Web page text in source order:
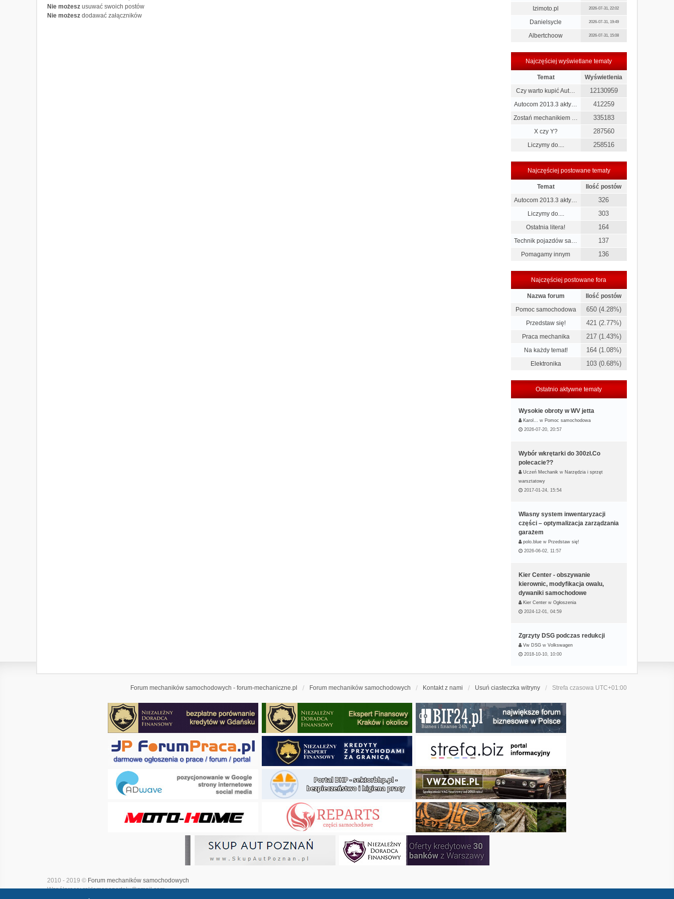
Nie możesz usuwać swoich postów
Nie możesz dodawać załączników
Izimoto.pl 2026-07-31, 22:02
Danielsycle 2026-07-31, 19:49
Albertchoow 2026-07-31, 15:08
Najczęściej wyświetlane tematy
Temat
Wyświetlenia
Czy warto kupić Aut…
12130959
Autocom 2013.3 akty… 412259
Zostań mechanikiem … 335183
X czy Y? 287560
Liczymy do.... 258516
Najczęściej postowane tematy
Temat
Ilość postów
Autocom 2013.3 akty…
326
Liczymy do.... 303
Ostatnia litera! 164
Technik pojazdów sa… 137
Pomagamy innym 136
Najczęściej postowane fora
Nazwa forum
Ilość postów
Pomoc samochodowa
650 (4.28%)
Przedstaw się! 421 (2.77%)
Praca mechanika 217 (1.43%)
Na każdy temat! 164 (1.08%)
Elektronika 103 (0.68%)
Ostatnio aktywne tematy
Wysokie obroty w WV jetta
Karol… w Pomoc samochodowa
2026-07-20, 20:57
Wybór wkrętarki do 300zł.Co
polecacie??
Uczeń Mechanik w Narzędzia i sprzęt
warsztatowy
2017-01-24, 15:54
Własny system inwentaryzacji
części – optymalizacja zarządzania
garażem
polo.blue w Przedstaw się!
2026-06-02, 11:57
Kier Center - obszywanie
kierownic, modyfikacja owalu,
dywaniki samochodowe
Kier Center w Ogłoszenia
2024-12-01, 04:59
Zgrzyty DSG podczas redukcji
Vw DSG w Volkswagen
2018-10-10, 10:00
Forum mechaników samochodowych - forum-mechaniczne.pl Forum mechaników samochodowych Kontakt z nami Usuń ciasteczka witryny Strefa czasowa UTC+01:00
2010 - 2019 © Forum mechaników samochodowych
Współpraca: reklamanaportalu@gmail.com